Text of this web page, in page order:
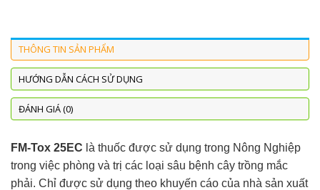
THÔNG TIN SẢN PHẨM
HƯỚNG DẪN CÁCH SỬ DỤNG
ĐÁNH GIÁ (0)
FM-Tox 25EC là thuốc được sử dụng trong Nông Nghiệp
trong việc phòng và trị các loại sâu bệnh cây trồng mắc
phải. Chỉ được sử dụng theo khuyến cáo của nhà sản xuất